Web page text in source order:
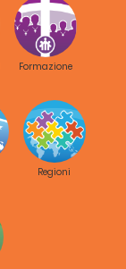
Formazione
Regioni